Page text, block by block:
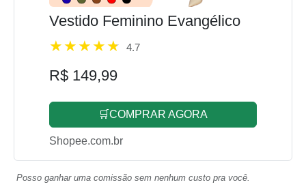
Vestido Feminino Evangélico
4.7
R$ 149,99
🛒COMPRAR AGORA
Shopee.com.br
Posso ganhar uma comissão sem nenhum custo pra você.